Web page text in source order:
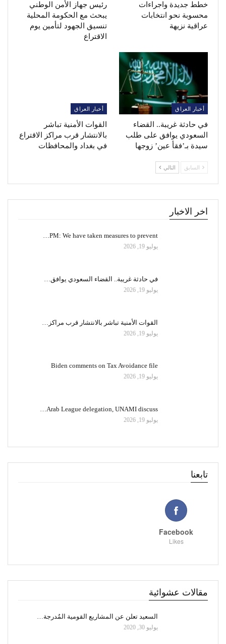
خطط جديدة واجراءات
محسوبة نحو انتخابات
عراقية نزيهة
رئيس جهاز الأمن الوطني
يبحث مع الحكومة المحلية
تنسيق الجهود لتأمين يوم
الاقتراع
أخبار العراق
في حادثة غريبة.. القضاء
السعودي يوافق على طلب
سيدة بـ’فقأ عين’ زوجها
أخبار العراق
القوات الأمنية تباشر
بالانتشار قرب مراكز الاقتراع
في بغداد والمحافظات
السابق التالي
اخر الاخبار
PM: We have taken measures to prevent…
يوليو 19, 2026
في حادثة غريبة.. القضاء السعودي يوافق…
يوليو 19, 2026
القوات الأمنية تباشر بالانتشار قرب مراكز…
يوليو 19, 2026
Biden comments on Tax Avoidance file
يوليو 19, 2026
Arab League delegation, UNAMI discuss…
يوليو 19, 2026
تابعنا
Facebook
Likes
مقالات عشوائية
السعيد تعلن عن المشاريع القومية المٌدرجة…
يوليو 30, 2020